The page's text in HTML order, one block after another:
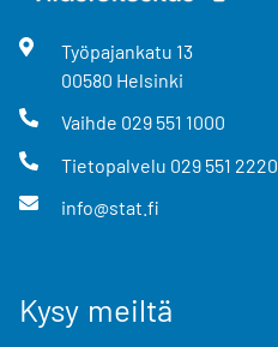
Työpajankatu 13
00580 Helsinki
Vaihde 029 551 1000
Tietopalvelu 029 551 2220
info@stat.fi
Kysy meiltä